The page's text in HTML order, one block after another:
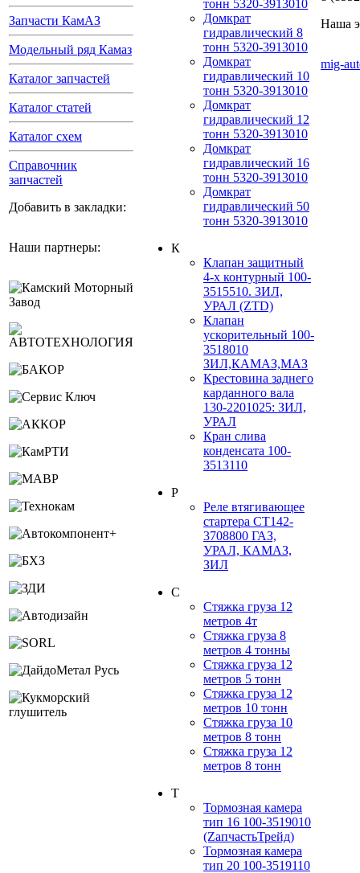
Запчасти КамАЗ
Модельный ряд Камаз
Каталог запчастей
Каталог статей
Каталог схем
Справочник
запчастей
Добавить в закладки:
Наши партнеры:
тонн 5320-3913010
Домкрат
гидравлический 8
тонн 5320-3913010
Домкрат
гидравлический 10
тонн 5320-3913010
Домкрат
гидравлический 12
тонн 5320-3913010
Домкрат
гидравлический 16
тонн 5320-3913010
Домкрат
гидравлический 50
тонн 5320-3913010
К
Клапан защитный
4-х контурный 100-
3515510. ЗИЛ,
УРАЛ (ZTD)
Клапан
ускорительный 100-
3518010
ЗИЛ,КАМАЗ,МАЗ
Крестовина заднего
карданного вала
130-2201025: ЗИЛ,
УРАЛ
Кран слива
конденсата 100-
3513110
Р
Реле втягивающее
стартера СТ142-
3708800 ГАЗ,
УРАЛ, КАМАЗ,
ЗИЛ
С
Стяжка груза 12
метров 4т
Стяжка груза 8
метров 4 тонны
Стяжка груза 12
метров 5 тонн
Стяжка груза 12
метров 10 тонн
Стяжка груза 10
метров 8 тонн
Стяжка груза 12
метров 8 тонн
Т
Тормозная камера
тип 16 100-3519010
(ZапчастьТрейд)
Тормозная камера
тип 20 100-3519110
Наша
mig-